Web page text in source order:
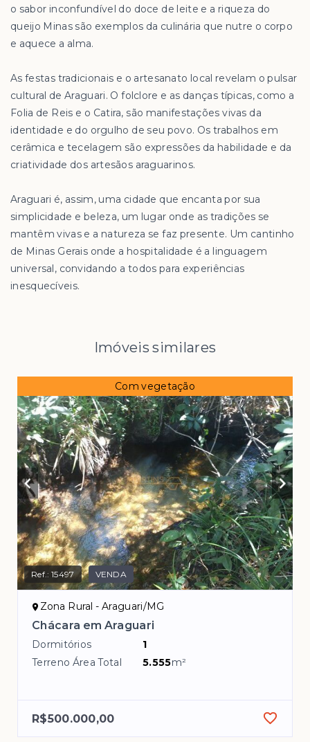
o sabor inconfundível do doce de leite e a riqueza do
queijo Minas são exemplos da culinária que nutre o corpo
e aquece a alma.
As festas tradicionais e o artesanato local revelam o pulsar
cultural de Araguari. O folclore e as danças típicas, como a
Folia de Reis e o Catira, são manifestações vivas da
identidade e do orgulho de seu povo. Os trabalhos em
cerâmica e tecelagem são expressões da habilidade e da
criatividade dos artesãos araguarinos.
Araguari é, assim, uma cidade que encanta por sua
simplicidade e beleza, um lugar onde as tradições se
mantêm vivas e a natureza se faz presente. Um cantinho
de Minas Gerais onde a hospitalidade é a linguagem
universal, convidando a todos para experiências
inesquecíveis.
Imóveis similares
Com vegetação
Ref.:15497 VENDA
Zona Rural - Araguari/MG
Chácara em Araguari
Dormitórios
1
Terreno Área Total
5.555m²
R$500.000,00